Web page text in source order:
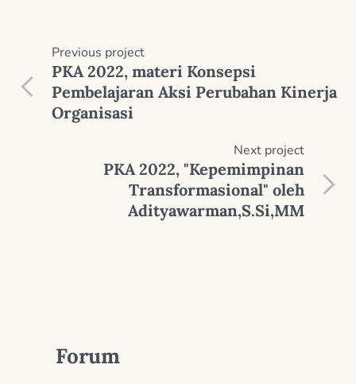
Previous project
PKA 2022, materi Konsepsi
Pembelajaran Aksi Perubahan Kinerja
Organisasi
Next project
PKA 2022, "Kepemimpinan
Transformasional" oleh
Adityawarman,S.Si,MM
Forum